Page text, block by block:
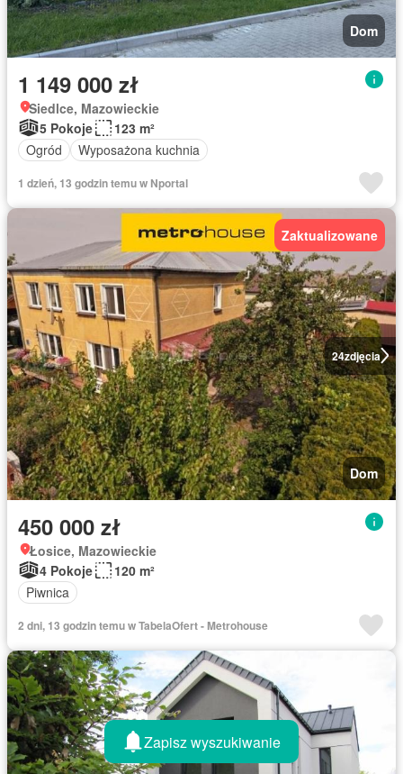
Dom
1 149 000 zł
Siedlce, Mazowieckie
5 Pokoje
123 m²
Ogród
Wyposażona kuchnia
1 dzień, 13 godzin temu w Nportal
24zdjęcia
Zaktualizowane
Dom
450 000 zł
Łosice, Mazowieckie
4 Pokoje
120 m²
Piwnica
2 dni, 13 godzin temu w TabelaOfert - Metrohouse
Zapisz wyszukiwanie